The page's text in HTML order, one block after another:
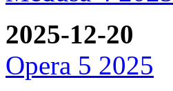
2025-12-20
Opera 5 2025